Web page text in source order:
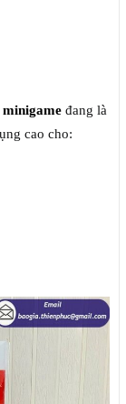
minigame đang là
cao cho: